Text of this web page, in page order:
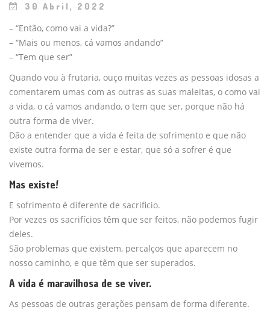
30 Abril, 2022
– “Então, como vai a vida?”
– “Mais ou menos, cá vamos andando”
– “Tem que ser”
Quando vou à frutaria, ouço muitas vezes as pessoas idosas a
comentarem umas com as outras as suas maleitas, o como vai
a vida, o cá vamos andando, o tem que ser, porque não há
outra forma de viver.
Dão a entender que a vida é feita de sofrimento e que não
existe outra forma de ser e estar, que só a sofrer é que
vivemos.
Mas existe!
E sofrimento é diferente de sacrificio.
Por vezes os sacrifícios têm que ser feitos, não podemos fugir
deles.
São problemas que existem, percalços que aparecem no
nosso caminho, e que têm que ser superados.
A vida é maravilhosa de se viver.
As pessoas de outras gerações pensam de forma diferente.